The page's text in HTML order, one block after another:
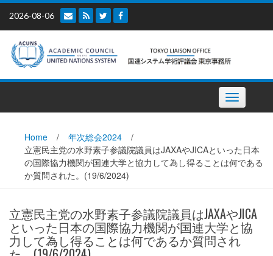
Skip
content
2026-08-06
Toggle
navigation
Home / 年次総会2024
/
立憲民主党の水野素子参議院議員はJAXAやJICAといった日本
の国際協力機関が国連大学と協力して為し得ることは何である
か質問された。(19/6/2024)
立憲民主党の水野素子参議院議員はJAXAやJICA
といった日本の国際協力機関が国連大学と協
力して為し得ることは何であるか質問され